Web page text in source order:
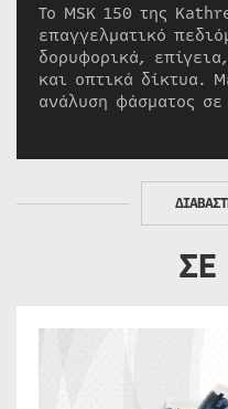
Το MSK 150 της
επαγγελματικό
δορυφορικά,
και οπτικά δίκτυα.
ανάλυση φάσματος